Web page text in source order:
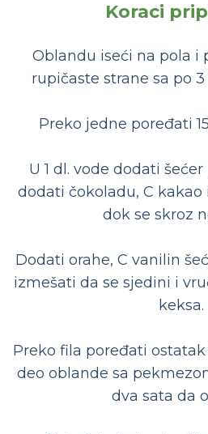
Koraci
Oblandu iseći na pola i
rupičaste strane sa po
Preko jedne poređati
U 1 dl. vode dodati
dodati čokoladu, C
dok se skroz
Dodati orahe, C vanilin
izmešati da se sjedini i
keksa.
Preko fila poređati
deo oblande sa
dva sata da